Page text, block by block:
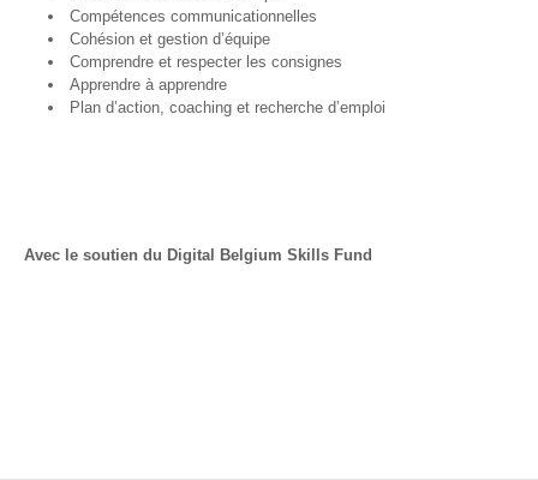
Compétences communicationnelles
Cohésion et gestion d’équipe
Comprendre et respecter les consignes
Apprendre à apprendre
Plan d’action, coaching et recherche d’emploi
Avec le soutien du Digital Belgium Skills Fund
Découverte
STEM